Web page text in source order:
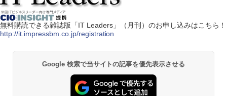
無料購読できる雑誌版「IT Leaders」（月刊）のお申し込みはこちら！
http://it.impressbm.co.jp/registration
Google 検索で当サイトの記事を優先表示させる